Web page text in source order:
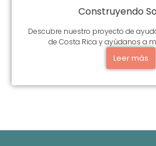
Construyendo
Descubre nuestro proyecto de
de Costa Rica y ayúdanos a
Leer más